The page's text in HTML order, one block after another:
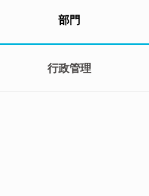
部門
行政管理